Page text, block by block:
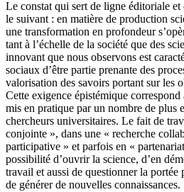
Le constat qui sert de ligne éditoriale
le suivant : en matière de production
une transformation en profondeur
tant à l’échelle de la société que des
innovant que nous observons est
sociaux d’être partie prenante des
valorisation des savoirs portant sur les
Cette exigence épistémique
mis en pratique par un nombre de plus
chercheurs universitaires. Le fait de
conjointe », dans une « recherche
participative » et parfois en «
possibilité d’ouvrir la science, d’en
travail et aussi de questionner la portée
de générer de nouvelles connaissances.